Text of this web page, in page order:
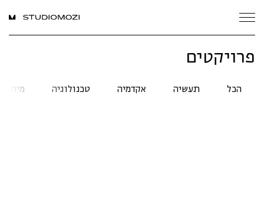
פרויקטים
הכל תעשיה אקדמיה טכנולוגיה מיתוג